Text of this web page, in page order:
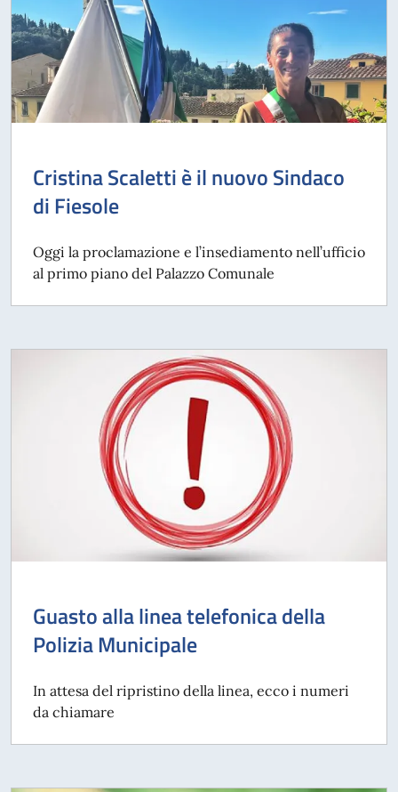
Cristina Scaletti è il nuovo Sindaco
di Fiesole
Oggi la proclamazione e l’insediamento nell’ufficio
al primo piano del Palazzo Comunale
Guasto alla linea telefonica della
Polizia Municipale
In attesa del ripristino della linea, ecco i numeri
da chiamare